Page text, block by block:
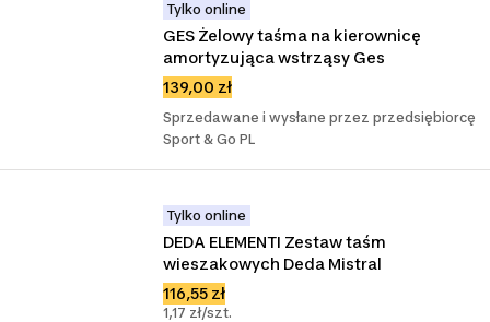
Tylko online
GES Żelowy taśma na kierownicę
amortyzująca wstrząsy Ges
139,00 zł
Sprzedawane i wysłane przez przedsiębiorcę
Sport & Go PL
Tylko online
DEDA ELEMENTI Zestaw taśm
wieszakowych Deda Mistral
116,55 zł
1,17 zł/szt.